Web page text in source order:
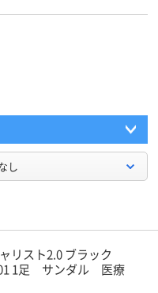
し
リスト2.0 ブラック
1足 サンダル 医療